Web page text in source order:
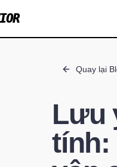
Quay lại
Lưu
tính: